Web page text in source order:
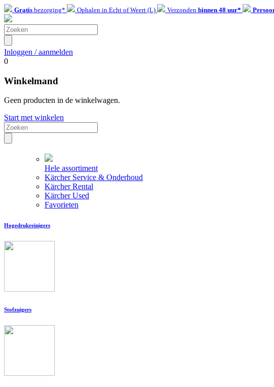
Gratis bezorging* Ophalen in Echt of Weert (L) Verzonden binnen 48 uur*
Inloggen / aanmelden
0
Winkelmand
Geen producten in de winkelwagen.
Start met winkelen
Hele assortiment
Kärcher Service & Onderhoud
Kärcher Rental
Kärcher Used
Favorieten
Hogedrukreinigers
Stofzuigers